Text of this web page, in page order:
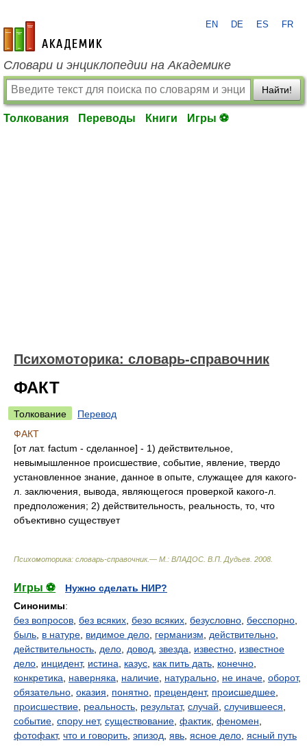
academic.ru
EN DE ES FR
Словари и энциклопедии на Академике
Найти!
Толкования Переводы Книги Игры ⚽
Психомоторика: cловарь-справочник
ФАКТ
Толкование
Перевод
ФАКТ
[от лат. factum - сделанное] - 1) действительное,
невымышленное происшествие, событие, явление, твердо
установленное знание, данное в опыте, служащее для какого-
л. заключения, вывода, являющегося проверкой какого-л.
предположения; 2) действительность, реальность, то, что
объективно существует
Психомоторика: cловарь-справочник.— М.: ВЛАДОС В.П. Дудьев 2008
Игры ⚽
Нужно сделать НИР?
Синонимы:
без вопросов без всяких безо всяких безусловно бесспорно
быль в натуре видимое дело германизм действительно
действительность дело довод звезда известно известное
дело инцидент, истина казус как пить дать конечно
конкретика
наверняка наличие натурально не иначе оборот,
обязательно оказия понятно прецендент, происшедшее
происшествие реальность результат, случай случившееся
событие спору нет, существование фактик феномен
фотофакт, что и говорить эпизод явь ясное дело ясный путь